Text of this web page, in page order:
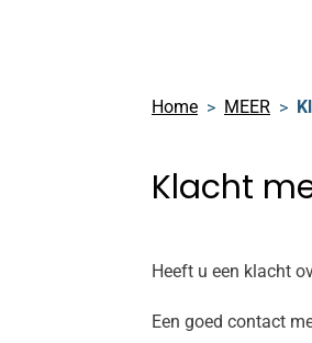
Home MEER
Klacht
Heeft u een klacht
Een goed contact